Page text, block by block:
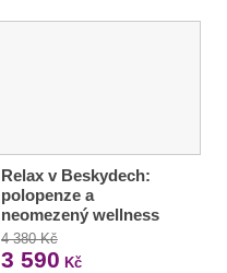
Relax v Beskydech:
polopenze a
neomezený wellness
4 380 Kč
3 590 Kč